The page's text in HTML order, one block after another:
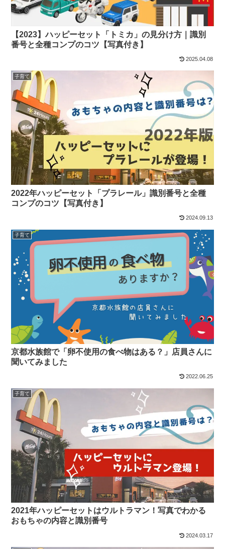
【2023】ハッピーセット「トミカ」の見分け方｜識別
番号と全種コンプのコツ【写真付き】
2025.04.08
子育て
2022年ハッピーセット「プラレール」識別番号と全種
コンプのコツ【写真付き】
2024.09.13
子育て
京都水族館で「卵不使用の食べ物はある？」店員さんに
聞いてみました
2022.06.25
子育て
2021年ハッピーセットはウルトラマン！写真でわかる
おもちゃの内容と識別番号
2024.03.17